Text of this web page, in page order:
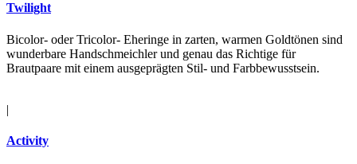
Twilight
Bicolor- oder Tricolor- Eheringe in zarten, warmen Goldtönen sind
wunderbare Handschmeichler und genau das Richtige für
Brautpaare mit einem ausgeprägten Stil- und Farbbewusstsein.
|
Activity